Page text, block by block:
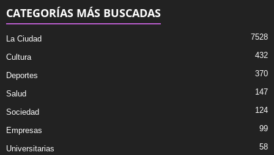
CATEGORÍAS MÁS BUSCADAS
La Ciudad 7528
Cultura 432
Deportes 370
Salud 147
Sociedad 124
Empresas 99
Universitarias 58